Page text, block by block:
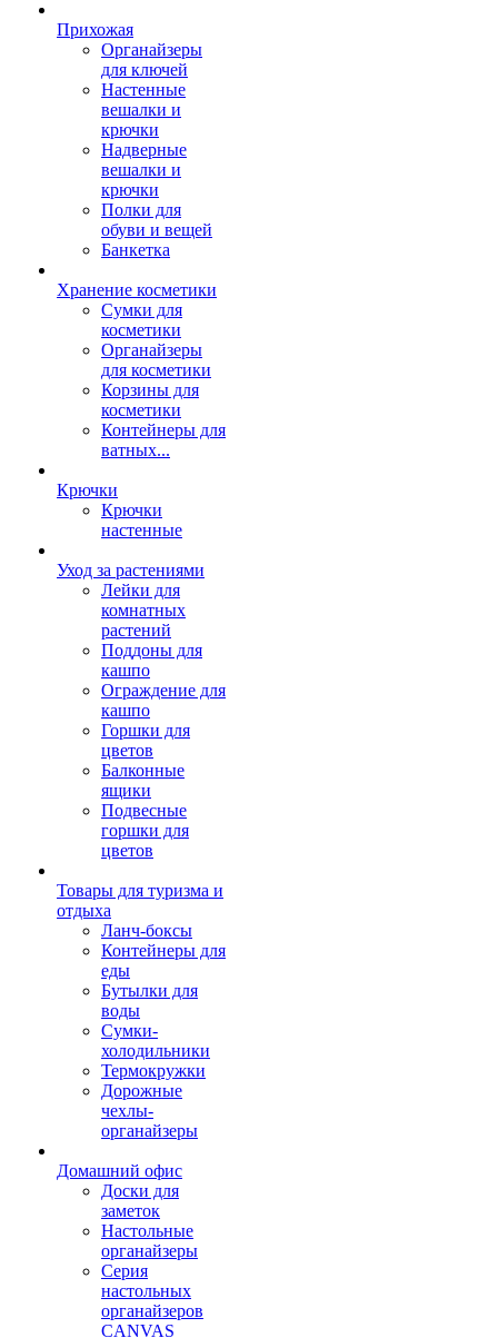
Прихожая
Органайзеры
для ключей
Настенные
вешалки и
крючки
Надверные
вешалки и
крючки
Полки для
обуви и вещей
Банкетка
Хранение косметики
Сумки для
косметики
Органайзеры
для косметики
Корзины для
косметики
Контейнеры для
ватных...
Крючки
Крючки
настенные
Уход за растениями
Лейки для
комнатных
растений
Поддоны для
кашпо
Ограждение для
кашпо
Горшки для
цветов
Балконные
ящики
Подвесные
горшки для
цветов
Товары для туризма и
отдыха
Ланч-боксы
Контейнеры для
еды
Бутылки для
воды
Сумки-
холодильники
Термокружки
Дорожные
чехлы-
органайзеры
Домашний офис
Доски для
заметок
Настольные
органайзеры
Серия
настольных
органайзеров
CANVAS